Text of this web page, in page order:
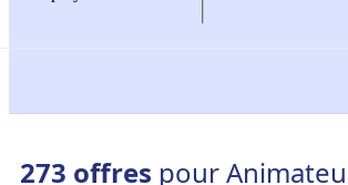
273 offres pour